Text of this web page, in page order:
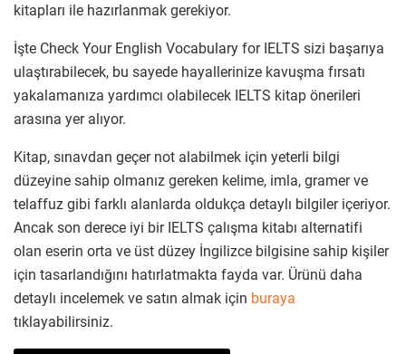
kitapları ile hazırlanmak gerekiyor.
İşte Check Your English Vocabulary for IELTS sizi başarıya
ulaştırabilecek, bu sayede hayallerinize kavuşma fırsatı
yakalamanıza yardımcı olabilecek IELTS kitap önerileri
arasına yer alıyor.
Kitap, sınavdan geçer not alabilmek için yeterli bilgi
düzeyine sahip olmanız gereken kelime, imla, gramer ve
telaffuz gibi farklı alanlarda oldukça detaylı bilgiler içeriyor.
Ancak son derece iyi bir IELTS çalışma kitabı alternatifi
olan eserin orta ve üst düzey İngilizce bilgisine sahip kişiler
için tasarlandığını hatırlatmakta fayda var. Ürünü daha
detaylı incelemek ve satın almak için buraya
tıklayabilirsiniz.